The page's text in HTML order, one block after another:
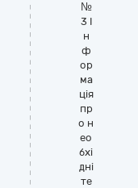
№
3 І
н
ф
ор
ма
ція
пр
о н
ео
бхі
дні
те